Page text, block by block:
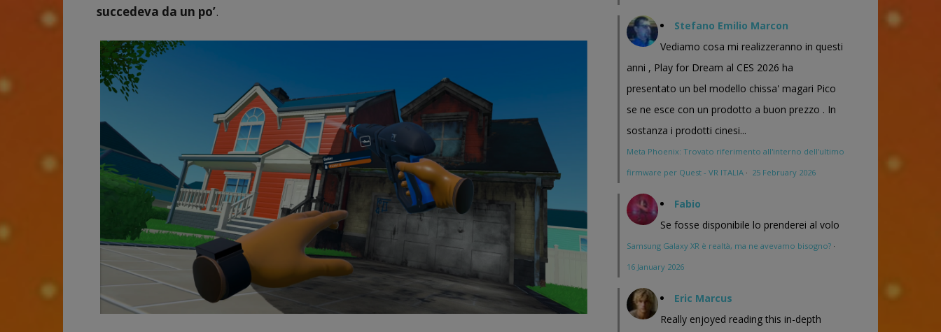
succedeva da un po’.
Stefano Emilio Marcon
Vediamo cosa mi realizzeranno in questi
anni , Play for Dream al CES 2026 ha
presentato un bel modello chissa' magari Pico
se ne esce con un prodotto a buon prezzo . In
sostanza i prodotti cinesi...
Meta Phoenix: Trovato riferimento all'interno dell'ultimo
firmware per Quest - VR ITALIA · 25 February 2026
Fabio
Se fosse disponibile lo prenderei al volo
Samsung Galaxy XR è realtà, ma ne avevamo bisogno? ·
16 January 2026
Eric Marcus
Really enjoyed reading this in-depth